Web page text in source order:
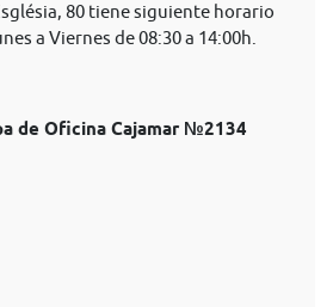
80 tiene siguiente horario
a Viernes de 08:30 a 14:00h.
de Oficina Cajamar №2134